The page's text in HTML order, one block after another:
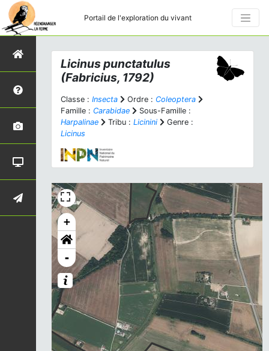
Portail de l'exploration du vivant
Licinus punctatulus
(Fabricius, 1792)
Classe : Insecta Ordre : Coleoptera
Famille : Carabidae
Sous-Famille :
Harpalinae
Tribu : Licinini
Genre :
Licinus
+
-